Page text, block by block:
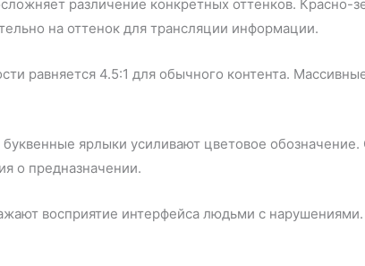
различение конкретных оттенков. Красно-
на оттенок для трансляции информации.
равняется 4.5:1 для обычного контента.
ярлыки усиливают цветовое
о предназначении.
восприятие интерфейса людьми с